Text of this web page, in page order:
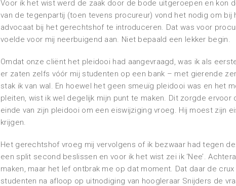
Voor ik het wist werd de zaak door de bode uitgeroepen en kon
van de tegenpartij (toen tevens procureur) vond het nodig om bij
advocaat bij het gerechtshof te introduceren. Dat was voor
voelde voor mij neerbuigend aan. Niet bepaald een lekker begin.
Omdat onze cliënt het pleidooi had aangevraagd, was ik als
er zaten zelfs vóór mij studenten op een bank – met gierende
stak ik van wal. En hoewel het geen smeuïg pleidooi was en het
pleiten, wist ik wel degelijk mijn punt te maken. Dit zorgde
einde van zijn pleidooi om een eiswijziging vroeg. Hij moest zijn
krijgen.
Het gerechtshof vroeg mij vervolgens of ik bezwaar had tegen
een split second beslissen en voor ik het wist zei ik ‘Nee’.
maken, maar het lef ontbrak me op dat moment. Dat daar de
studenten na afloop op uitnodiging van hoogleraar Snijders de